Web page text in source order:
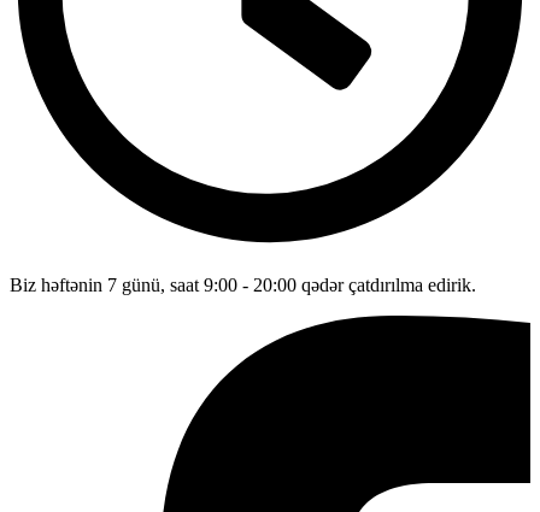
Biz həftənin 7 günü, saat 9:00 - 20:00 qədər çatdırılma edirik.